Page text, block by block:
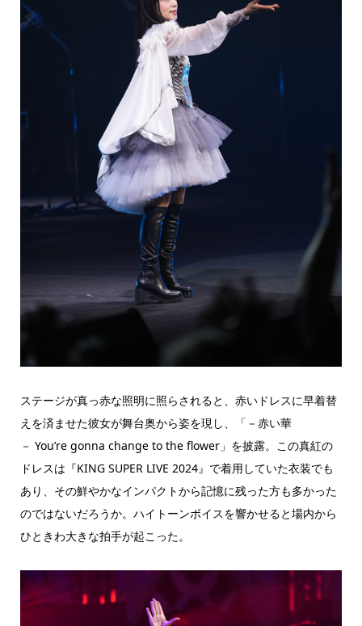
ステージが真っ赤な照明に照らされると、赤いドレスに早着替
えを済ませた彼女が舞台奥から姿を現し、「－赤い華
－ You’re gonna change to the flower」を披露。この真紅の
ドレスは『KING SUPER LIVE 2024』で着用していた衣装でも
あり、その鮮やかなインパクトから記憶に残った方も多かった
のではないだろうか。ハイトーンボイスを響かせると場内から
ひときわ大きな拍手が起こった。